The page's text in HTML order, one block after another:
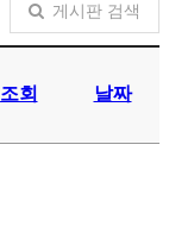
게시판 검색
조회 날짜